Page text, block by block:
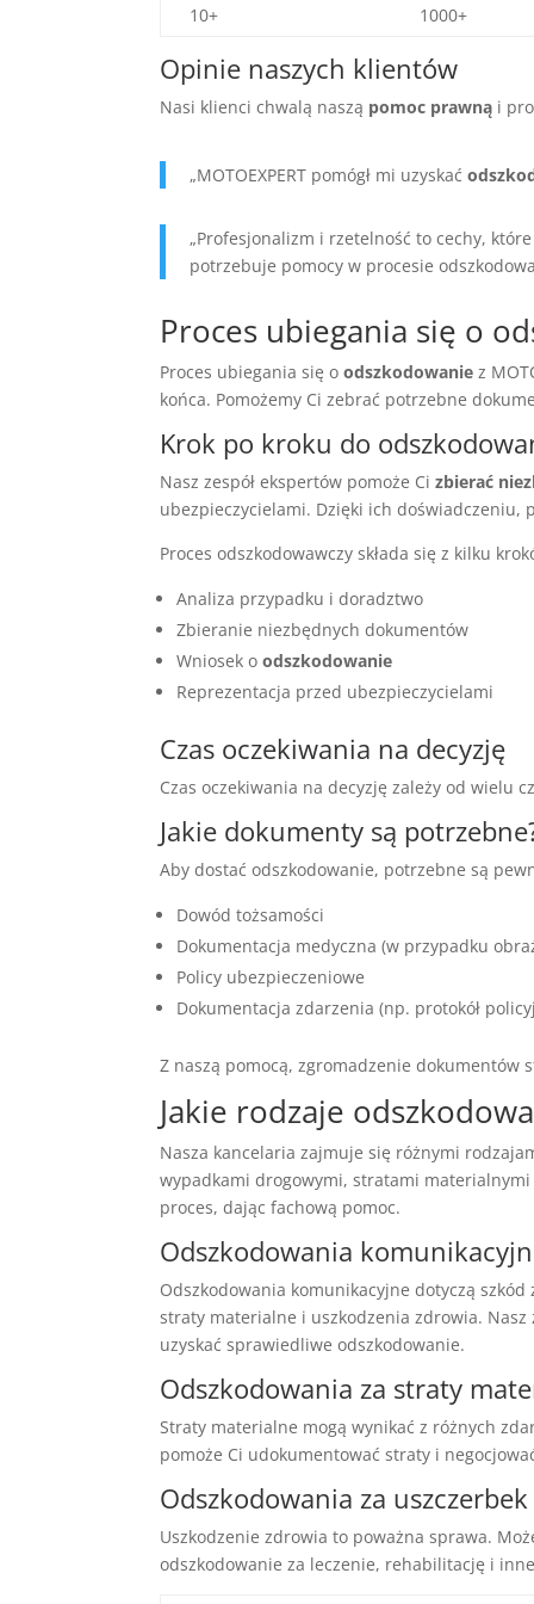
10+ 1000+
Opinie naszych klientów
Nasi klienci chwalą naszą pomoc prawną i
„MOTOEXPERT pomógł mi uzyskać
„Profesjonalizm i rzetelność to cechy,
potrzebuje pomocy w procesie
Proces ubiegania się o
Proces ubiegania się oodszkodowanie z
końca. Pomożemy Ci zebrać potrzebne
Krok po kroku do
Nasz zespół ekspertów pomoże Cizbierać
ubezpieczycielami. Dzięki ich doświadczeniu,
Proces odszkodowawczy składa się z kilku
Analiza przypadku i doradztwo
Zbieranie niezbędnych dokumentów
Wniosek oodszkodowanie
Reprezentacja przed ubezpieczycielami
Czas oczekiwania na decyzję
Czas oczekiwania na decyzję zależy od wielu
Jakie dokumenty są
Aby dostać odszkodowanie, potrzebne są
Dowód tożsamości
Dokumentacja medyczna (w przypadku
Policy ubezpieczeniowe
Dokumentacja zdarzenia (np. protokół
Z naszą pomocą, zgromadzenie dokumentów
Jakie rodzaje
Nasza kancelaria zajmuje się różnymi
wypadkami drogowymi, stratami materialnymi
proces, dając fachową pomoc.
Odszkodowania
Odszkodowania komunikacyjne dotyczą
straty materialne i uszkodzenia zdrowia.
uzyskać sprawiedliwe odszkodowanie.
Odszkodowania za straty
Straty materialne mogą wynikać z różnych
pomoże Ci udokumentować straty i
Odszkodowania za
Uszkodzenie zdrowia to poważna sprawa.
odszkodowanie za leczenie, rehabilitację i